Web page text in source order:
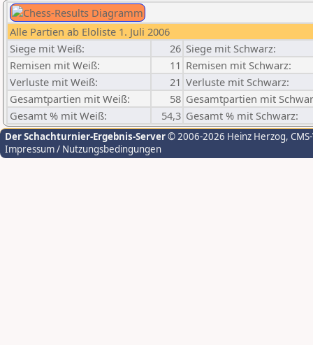
Alle Partien ab Eloliste 1. Juli 2006
Siege mit Weiß:
26 Siege mit Schwarz:
Remisen mit Weiß:
11 Remisen mit Schwarz:
Verluste mit Weiß:
21 Verluste mit Schwarz:
Gesamtpartien mit Weiß:
58 Gesamtpartien mit
Gesamt % mit Weiß:
54,3 Gesamt % mit Schwarz:
Der Schachturnier-Ergebnis-Server© 2006-2026 Heinz Herzog,
Impressum / Nutzungsbedingungen